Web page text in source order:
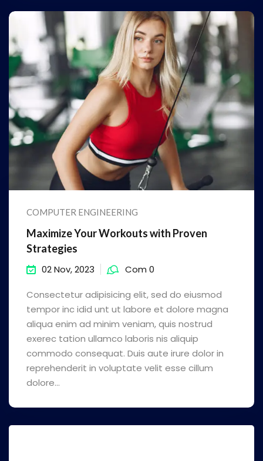
COMPUTER ENGINEERING
Maximize Your Workouts with Proven
Strategies
02 Nov, 2023 Com 0
Consectetur adipisicing elit, sed do eiusmod
tempor inc idid unt ut labore et dolore magna
aliqua enim ad minim veniam, quis nostrud
exerec tation ullamco laboris nis aliquip
commodo consequat. Duis aute irure dolor in
reprehenderit in voluptate velit esse cillum
dolore...